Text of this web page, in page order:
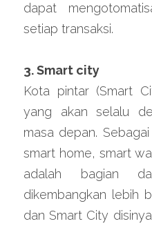
dapat
setiap transaksi.
3. Smart city
Kota pintar (Smart
yang akan selalu
masa depan.
smart home, smart
adalah bagian
dikembangkan lebih
dan Smart City